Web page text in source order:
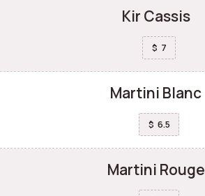
Kir Cassis
$ 7
Martini Blanc
$ 6.5
Martini Rouge